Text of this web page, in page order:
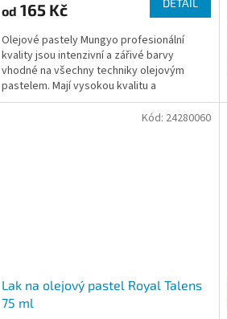
od 165 Kč DETAIL
Olejové pastely Mungyo profesionální
kvality jsou intenzivní a zářivé barvy
vhodné na všechny techniky olejovým
pastelem. Mají vysokou kvalitu a
světlostálost a snadně se aplikují.
Lak na olejový pastel Royal Talens
75 ml
Kód: 24280060